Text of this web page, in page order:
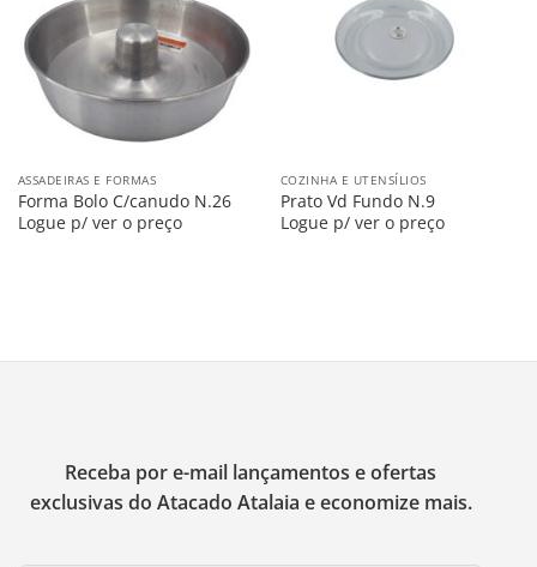
Lista
ASSADEIRAS E FORMAS
Forma Bolo C/canudo N.26
Logue p/ ver o preço
COZINHA E UTENSÍLIOS
Prato Vd Fundo N.9
Logue p/ ver o preço
Receba por e-mail lançamentos e ofertas
exclusivas do Atacado Atalaia e economize mais.